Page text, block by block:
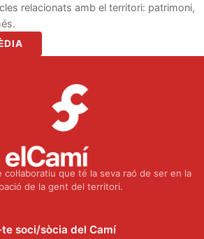
relacionats amb el territori: patrimoni,
col·laboratiu que té la seva raó de ser en la
de la gent del territori.
te soci/sòcia del Camí